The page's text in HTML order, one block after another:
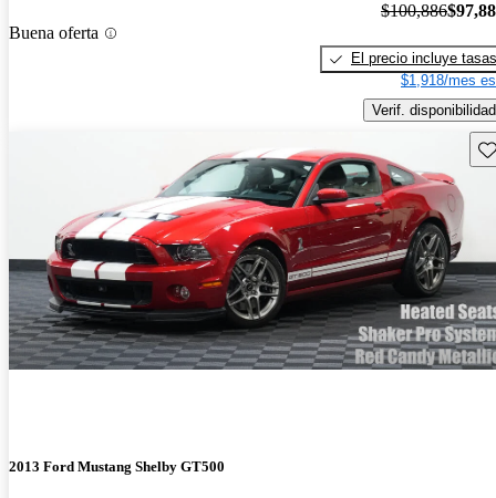
Buena oferta
$100,886
El precio incluye tasas
$1,918/mes
Verif. disponibilidad
2013 Ford Mustang Shelby GT500